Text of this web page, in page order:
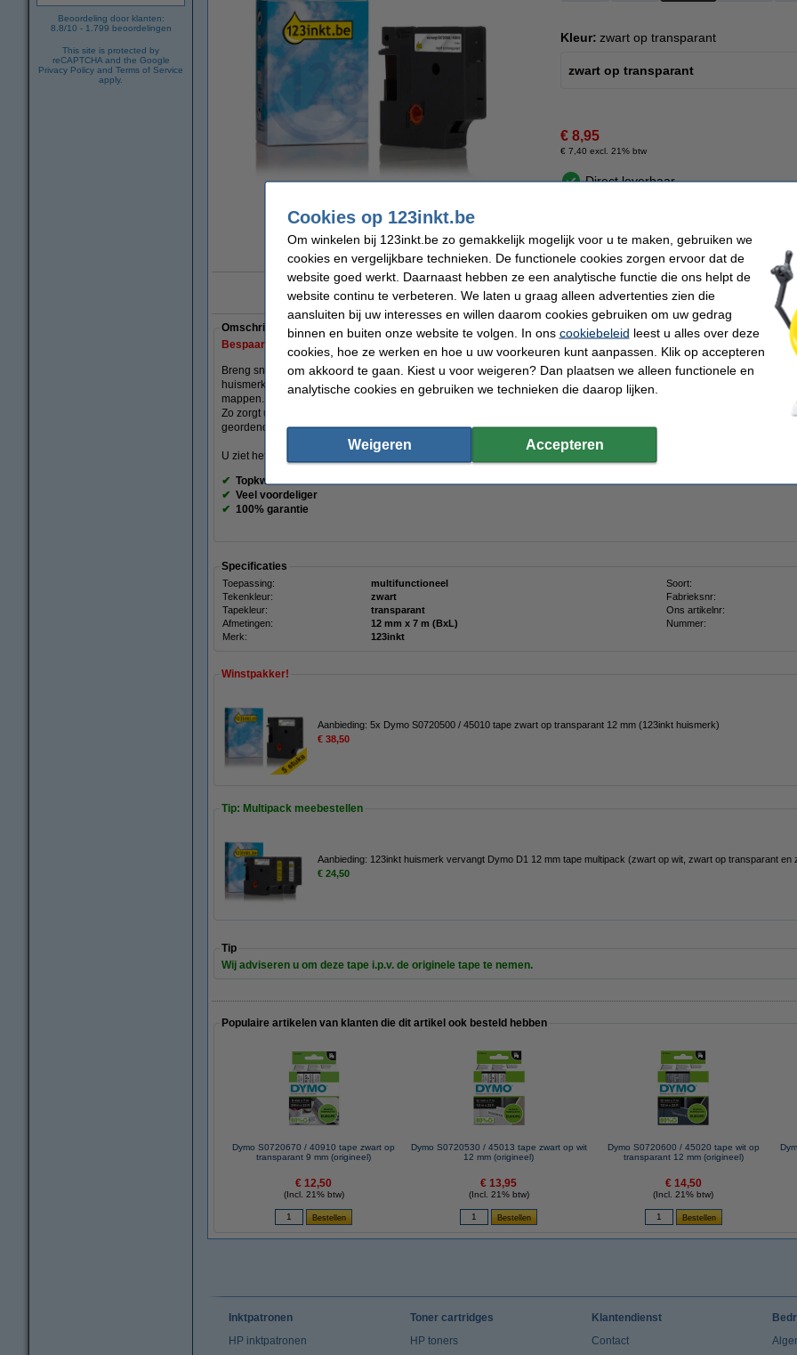
Beoordeling door klanten:
8.8/10 - 1.799 beoordelingen
This site is protected by
reCAPTCHA and the Google
Privacy Policy and Terms of Service
apply.
Kleur: zwart op transparant
zwart op transparant
€ 8,95
€ 7,40 excl. 21% btw
Direct leverbaar
Bestellen
10 jaar op rij 'Beste webwinkel' Meer dan 5 miljoen klanten 92% raadt
Omschrijving
Bespaar ruim
35%op uw tape!
Breng snel orde en duidelijkheid in huis, op kantoor of in uw magazijn met de Dymo S0720500 / 45010 tape zwart op
huismerk). Deze handige tapes zijn geschikt voor allerlei toepassingen. Geef bijvoorbeeld potjes met kruiden een
mappen. U bedrukt de multifunctionele tapes met uw labelprinter of beletteringsprinter. De tapes blijven goed zitten op
Zo zorgt u in een handomdraai voor overzicht en vindt u alles makkelijk terug. Met deze multifunctionele labels van
geordend.
U ziet het verschil in uw portemonnee !!!!
✔ Topkwaliteit
✔ Veel voordeliger
✔ 100% garantie
Specificaties
Toepassing: multifunctioneel
Soort:
Tekenkleur:
zwart
Fabrieksnr:
Tapekleur:
transparant
Ons artikelnr:
Afmetingen:
12 mm x 7 m (BxL)
Nummer:
Merk:
123inkt
Winstpakker!
Aanbieding: 5x Dymo S0720500 / 45010 tape zwart op transparant 12 mm (123inkt huismerk)
€ 38,50
Tip: Multipack meebestellen
Aanbieding: 123inkt huismerk vervangt Dymo D1 12 mm tape multipack (zwart op wit, zwart op transparant en
€ 24,50
Tip
Wij adviseren u om deze tape i.p.v. de originele tape te nemen.
Populaire artikelen van klanten die dit artikel ook besteld hebben
Dymo S0720670 / 40910 tape zwart op
transparant 9 mm (origineel)
€ 12,50
(Incl. 21% btw)
Dymo S0720530 / 45013 tape zwart op wit
12 mm (origineel)
€ 13,95
(Incl. 21% btw)
Dymo S0720600 / 45020 tape wit op
transparant 12 mm (origineel)
€ 14,50
(Incl. 21% btw)
Inktpatronen
HP inktpatronen
Toner cartridges
HP toners
Klantendienst
Contact
Cookies op 123inkt.be
Om winkelen bij 123inkt.be zo gemakkelijk mogelijk voor u te maken, gebruiken we
cookies en vergelijkbare technieken. De functionele cookies zorgen ervoor dat de
website goed werkt. Daarnaast hebben ze een analytische functie die ons helpt de
website continu te verbeteren. We laten u graag alleen advertenties zien die
aansluiten bij uw interesses en willen daarom cookies gebruiken om uw gedrag
binnen en buiten onze website te volgen. In ons cookiebeleid leest u alles over deze
cookies, hoe ze werken en hoe u uw voorkeuren kunt aanpassen. Klik op accepteren
om akkoord te gaan. Kiest u voor weigeren? Dan plaatsen we alleen functionele en
analytische cookies en gebruiken we technieken die daarop lijken.
Weigeren Accepteren